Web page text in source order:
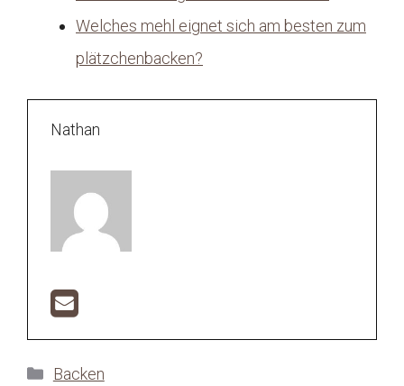
Welches mehl eignet sich am besten zum
plätzchenbacken?
Nathan
Kategorien
Backen